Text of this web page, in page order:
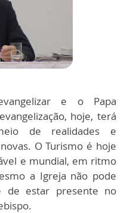
e o Papa
hoje, terá
de realidades e
O Turismo é hoje
e mundial, em ritmo
a Igreja não pode
de estar presente no